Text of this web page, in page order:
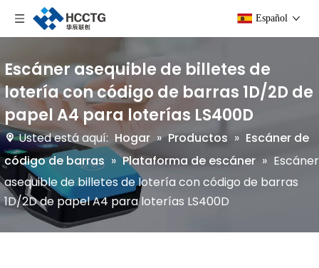
Español
Escáner asequible de billetes de
lotería con código de barras 1D/2D de
papel A4 para loterías LS400D
Usted está aquí: Hogar » Productos » Escáner de
código de barras » Plataforma de escáner » Escáner
asequible de billetes de lotería con código de barras
1D/2D de papel A4 para loterías LS400D